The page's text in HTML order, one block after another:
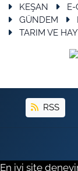
KEŞAN E-
GÜNDEM
TARIM VE
RSS
En iyi site